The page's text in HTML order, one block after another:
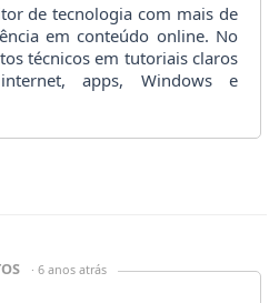
de tecnologia com mais de
em conteúdo online. No
técnicos em tutoriais claros
apps, Windows e
· 6 anos atrás